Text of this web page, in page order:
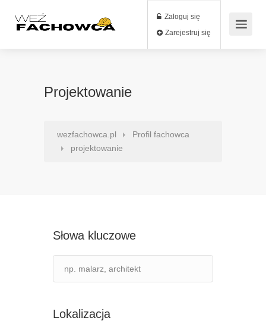
Zaloguj się
Zarejestruj się
Projektowanie
wezfachowca.pl
Profil fachowca
projektowanie
Słowa kluczowe
Lokalizacja